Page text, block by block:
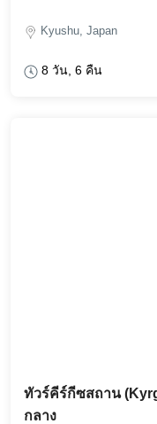
Kyushu, Japan
8 วัน, 6 คืน
ทัวร์คีร์กีซสถาน
กลาง